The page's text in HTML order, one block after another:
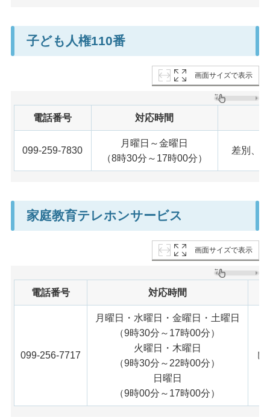
子ども人権110番
画面サイズで表示
電話番号 対応時間
099-259-7830
月曜日～金曜日
（8時30分～17時00分）
差別、
家庭教育テレホンサービス
画面サイズで表示
電話番号 対応時間
099-256-7717
月曜日・水曜日・金曜日・土曜日
（9時30分～17時00分）
火曜日・木曜日
（9時30分～22時00分）
日曜日
（9時00分～17時00分）
し